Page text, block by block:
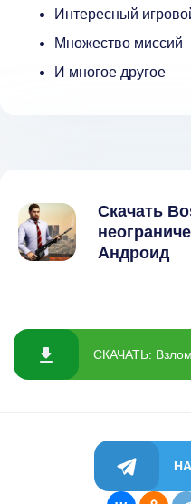
Интересный
Множество миссий
И многое другое
Скачать
Андроид
СКАЧАТЬ: